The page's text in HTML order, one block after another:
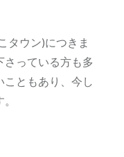
タウン)につきま
さっている方も多
こともあり、今し